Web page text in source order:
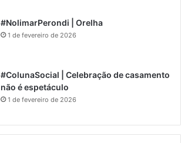
#NolimarPerondi | Orelha
1 de fevereiro de 2026
#ColunaSocial | Celebração de casamento
não é espetáculo
1 de fevereiro de 2026